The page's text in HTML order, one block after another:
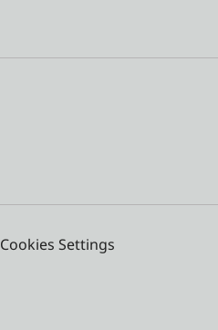
Cookies Settings